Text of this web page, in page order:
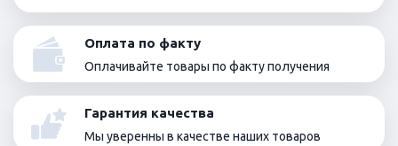
Оплата по факту
Оплачивайте товары по факту получения
Гарантия качества
Мы уверенны в качестве наших товаров